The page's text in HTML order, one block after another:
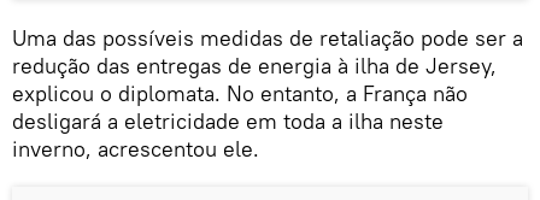
Uma das possíveis medidas de retaliação pode ser a
redução das entregas de energia à ilha de Jersey,
explicou o diplomata. No entanto, a França não
desligará a eletricidade em toda a ilha neste
inverno, acrescentou ele.